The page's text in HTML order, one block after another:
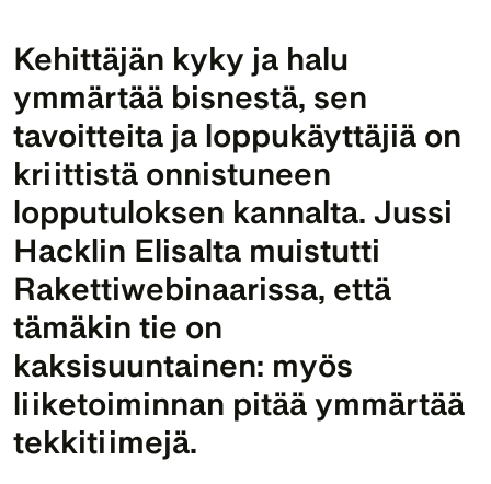
Kehittäjän kyky ja halu
ymmärtää bisnestä, sen
tavoitteita ja loppukäyttäjiä on
kriittistä onnistuneen
lopputuloksen kannalta. Jussi
Hacklin Elisalta muistutti
Rakettiwebinaarissa, että
tämäkin tie on
kaksisuuntainen: myös
liiketoiminnan pitää ymmärtää
tekkitiimejä.